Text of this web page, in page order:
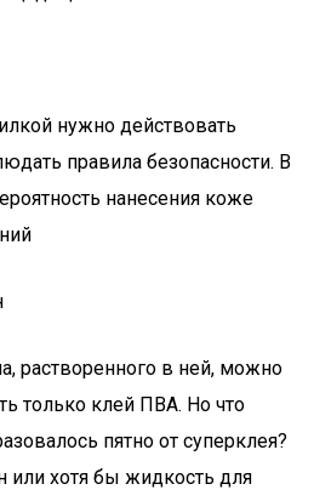
нужно действовать
правила безопасности. В
нанесения коже
растворенного в ней, можно
только клей ПВА. Но что
пятно от суперклея?
или хотя бы жидкость для